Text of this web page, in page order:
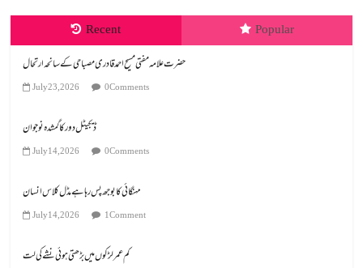
Recent Popular
July 23, 2026 0 Comments
ڈیجیٹل دور کا گمشدہ نوجوان
July 14, 2026 0 Comments
مہنگائی کا بوجھ پس رہا ہے مڈل کلاس انسان
July 14, 2026 1 Comment
کم عمر لڑکوں میں بڑھتی ہوئی نشے کی لت